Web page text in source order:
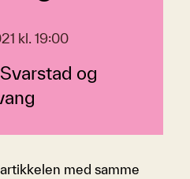
kl. 19:00
og
med samme